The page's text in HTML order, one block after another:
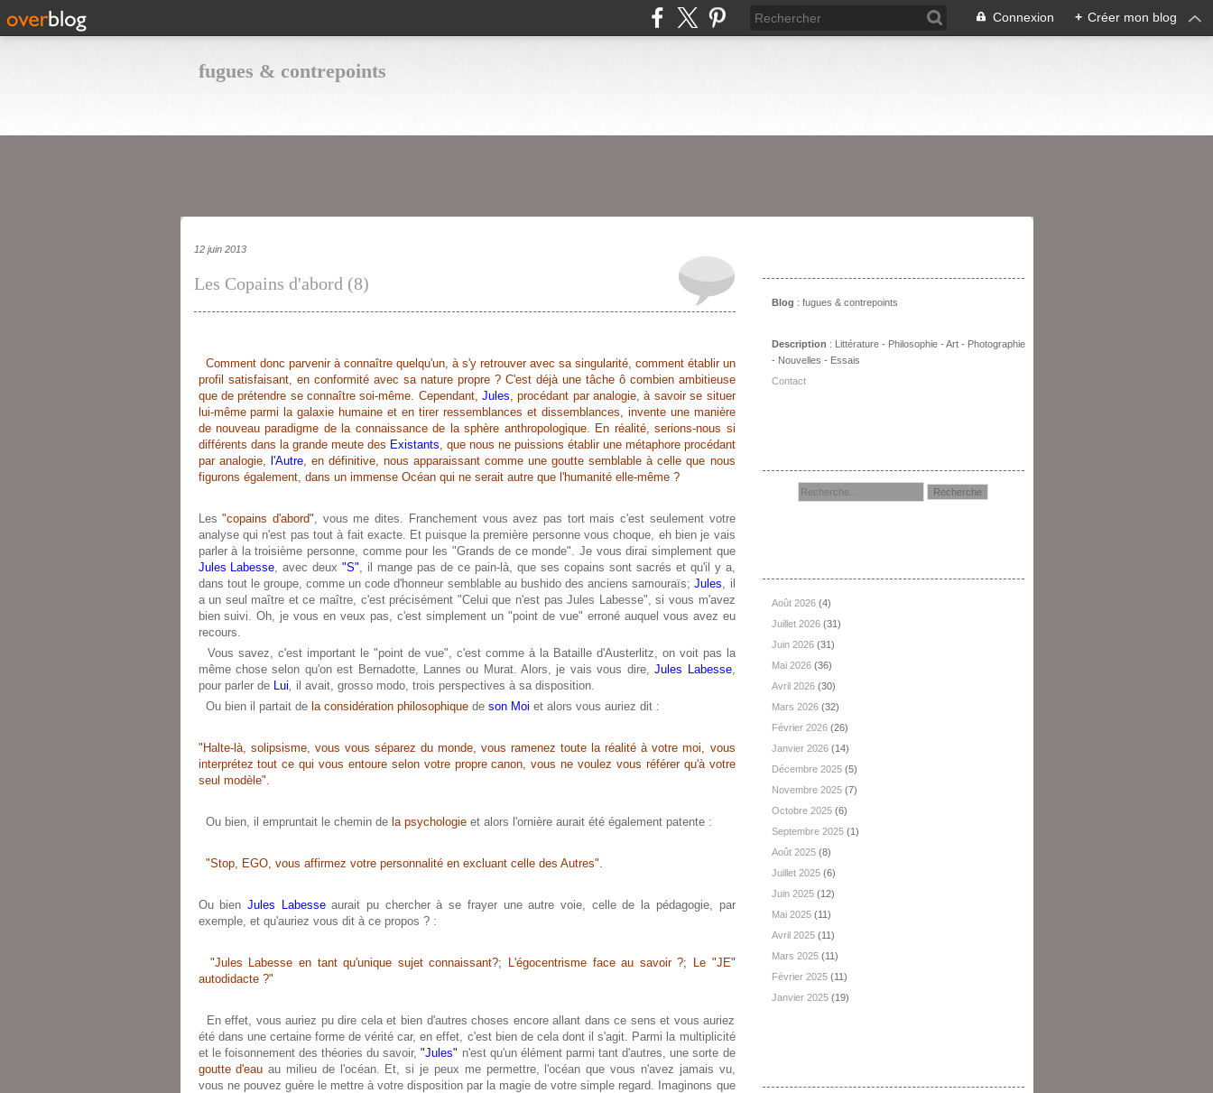
Connexion + Créer mon blog
fugues & contrepoints
12 juin 2013
Les Copains d'abord (8)
Comment donc parvenir à connaître quelqu'un, à s'y retrouver avec sa singularité, comment établir un
profil satisfaisant, en conformité avec sa nature propre ? C'est déjà une tâche ô combien ambitieuse
que de prétendre se connaître soi-même. Cependant, Jules, procédant par analogie, à savoir se situer
lui-même parmi la galaxie humaine et en tirer ressemblances et dissemblances, invente une manière
de nouveau paradigme de la connaissance de la sphère anthropologique. En réalité, serions-nous si
différents dans la grande meute des Existants, que nous ne puissions établir une métaphore procédant
par analogie, l'Autre, en définitive, nous apparaissant comme une goutte semblable à celle que nous
figurons également, dans un immense Océan qui ne serait autre que l'humanité elle-même ?
Les"copains d'abord", vous me dites. Franchement vous avez pas tort mais c'est seulement votre
analyse qui n'est pas tout à fait exacte. Et puisque la première personne vous choque, eh bien je vais
parler à la troisième personne, comme pour les "Grands de ce monde". Je vous dirai simplement que
Jules Labesse, avec deux"S", il mange pas de ce pain-là, que ses copains sont sacrés et qu'il y a,
dans tout le groupe, comme un code d'honneur semblable au bushido des anciens samouraïs;Jules, il
a un seul maître et ce maître, c'est précisément "Celui que n'est pas Jules Labesse", si vous m'avez
bien suivi. Oh, je vous en veux pas, c'est simplement un "point de vue" erroné auquel vous avez eu
recours.
Vous savez, c'est important le "point de vue", c'est comme à la Bataille d'Austerlitz, on voit pas la
même chose selon qu'on est Bernadotte, Lannes ou Murat. Alors, je vais vous dire,Jules Labesse,
pour parler de Lui, il avait, grosso modo, trois perspectives à sa disposition.
Ou bien il partait de la considération philosophiquede son Moi et alors vous auriez dit :
"Halte-là, solipsisme, vous vous séparez du monde, vous ramenez toute la réalité à votre moi, vous
interprétez tout ce qui vous entoure selon votre propre canon, vous ne voulez vous référer qu'à votre
seul modèle".
Ou bien, il empruntait le chemin de la psychologieet alors l'ornière aurait été également patente :
"Stop, EGO, vous affirmez votre personnalité en excluant celle des Autres".
Ou bien Jules Labesseaurait pu chercher à se frayer une autre voie, celle de la pédagogie, par
exemple, et qu'auriez vous dit à ce propos ? :
"Jules Labesse en tant qu'unique sujet connaissant?; L'égocentrisme face au savoir ?; Le "JE"
autodidacte ?"
En effet, vous auriez pu dire cela et bien d'autres choses encore allant dans ce sens et vous auriez
été dans une certaine forme de vérité car, en effet, c'est bien de cela dont il s'agit. Parmi la multiplicité
et le foisonnement des théories du savoir,"Jules" n'est qu'un élément parmi tant d'autres, une sorte de
goutte d'eau au milieu de l'océan. Et, si je peux me permettre, l'océan que vous n'avez jamais vu,
vous ne pouvez guère le mettre à votre disposition par la magie de votre simple regard. Imaginons que
Blog : fugues & contrepoints
Description : Littérature - Philosophie - Art - Photographie
- Nouvelles - Essais
Contact
Août 2026 (4)
Juillet 2026 (31)
Juin 2026 (31)
Mai 2026 (36)
Avril 2026 (30)
Mars 2026 (32)
Février 2026 (26)
Janvier 2026 (14)
Décembre 2025 (5)
Novembre 2025 (7)
Octobre 2025 (6)
Septembre 2025 (1)
Août 2025 (8)
Juillet 2025 (6)
Juin 2025 (12)
Mai 2025 (11)
Avril 2025 (11)
Mars 2025 (11)
Février 2025 (11)
Janvier 2025 (19)